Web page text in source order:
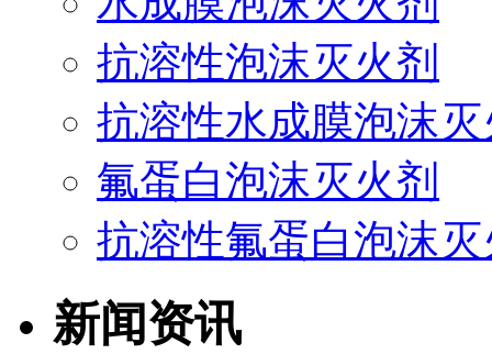
抗溶性泡沫灭火剂
抗溶性水成膜泡沫
氟蛋白泡沫灭火剂
抗溶性氟蛋白泡沫
新闻资讯